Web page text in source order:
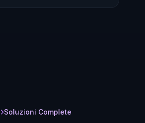
Soluzioni Complete